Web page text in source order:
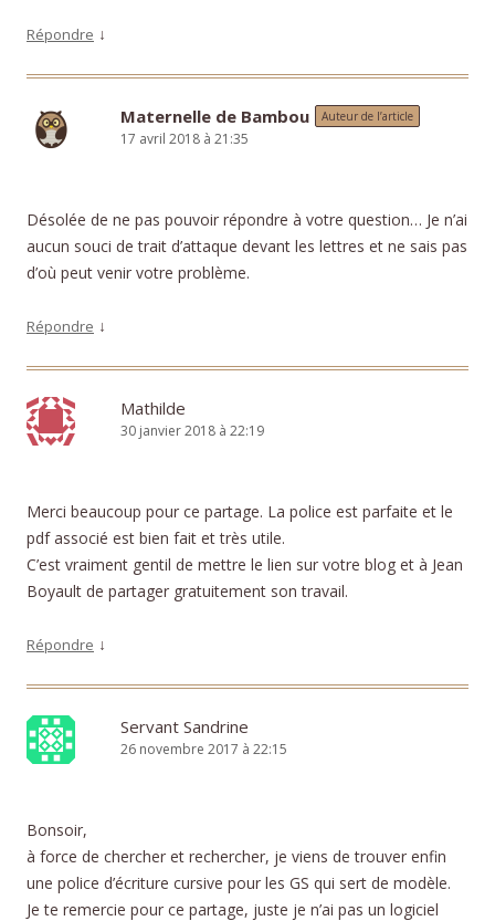
Répondre ↓
Maternelle de Bambou Auteur de l’article
17 avril 2018 à 21:35
Désolée de ne pas pouvoir répondre à votre question… Je n’ai
aucun souci de trait d’attaque devant les lettres et ne sais pas
d’où peut venir votre problème.
Répondre ↓
Mathilde
30 janvier 2018 à 22:19
Merci beaucoup pour ce partage. La police est parfaite et le
pdf associé est bien fait et très utile.
C’est vraiment gentil de mettre le lien sur votre blog et à Jean
Boyault de partager gratuitement son travail.
Répondre ↓
Servant Sandrine
26 novembre 2017 à 22:15
Bonsoir,
à force de chercher et rechercher, je viens de trouver enfin
une police d’écriture cursive pour les GS qui sert de modèle.
Je te remercie pour ce partage, juste je n’ai pas un logiciel